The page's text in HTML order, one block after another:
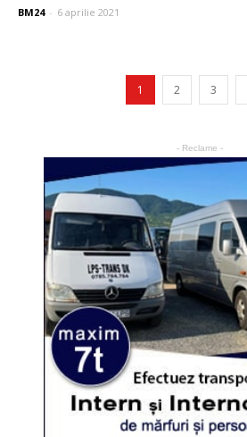
BM24 - 6 aprilie 2021
1 2 3
- Reclame -